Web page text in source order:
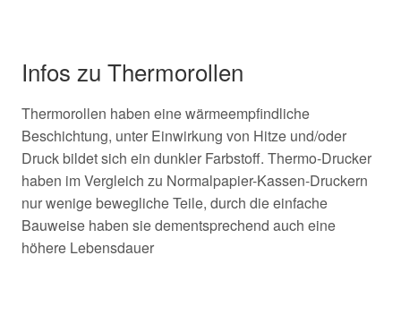
Infos zu Thermorollen
Thermorollen haben eine wärmeempfindliche
Beschichtung, unter Einwirkung von Hitze und/oder
Druck bildet sich ein dunkler Farbstoff. Thermo-Drucker
haben im Vergleich zu Normalpapier-Kassen-Druckern
nur wenige bewegliche Teile, durch die einfache
Bauweise haben sie dementsprechend auch eine
höhere Lebensdauer